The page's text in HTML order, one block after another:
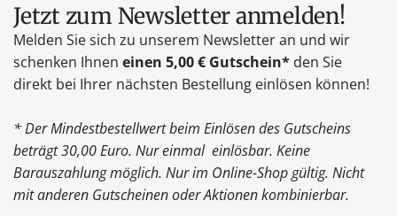
Jetzt zum Newsletter anmelden!
Melden Sie sich zu unserem Newsletter an und wir
schenken Ihnen einen 5,00 € Gutschein* den Sie
direkt bei Ihrer nächsten Bestellung einlösen können!
* Der Mindestbestellwert beim Einlösen des Gutscheins
beträgt 30,00 Euro. Nur einmal einlösbar. Keine
Barauszahlung möglich. Nur im Online-Shop gültig. Nicht
mit anderen Gutscheinen oder Aktionen kombinierbar.